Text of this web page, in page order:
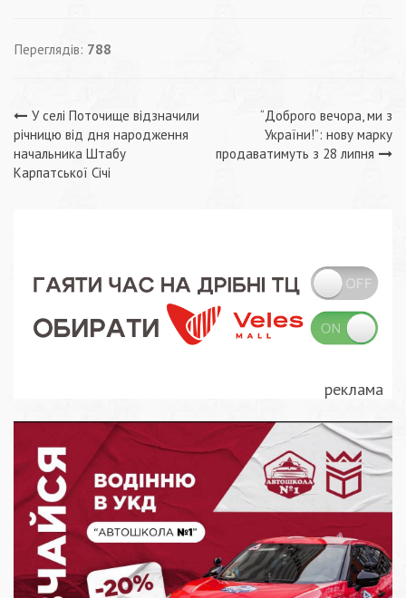
Переглядів: 788
Навігація
записів
У селі Поточище відзначили
річницю від дня народження
начальника Штабу
Карпатської Січі
“Доброго вечора, ми з
України!”: нову марку
продаватимуть з 28 липня